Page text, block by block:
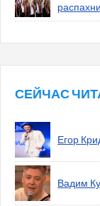
распахни
СЕЙЧАС
Егор
Вадим